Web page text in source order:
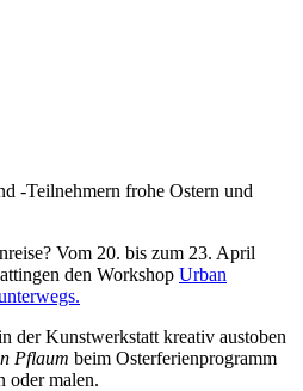
-Teilnehmern frohe Ostern und
Vom 20. bis zum 23. April
den Workshop Urban
der Kunstwerkstatt kreativ austoben
Pflaum beim Osterferienprogramm
oder malen.